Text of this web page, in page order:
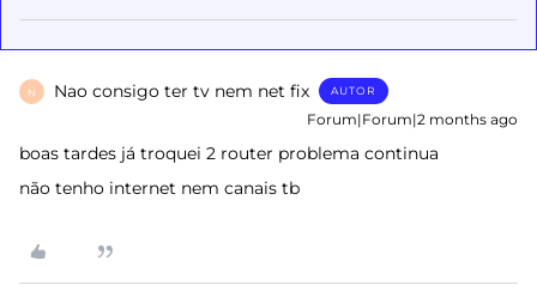
N Nao consigo ter tv nem net fix AUTOR
Forum|Forum|2 months ago
boas tardes já troquei 2 router problema continua
não tenho internet nem canais tb